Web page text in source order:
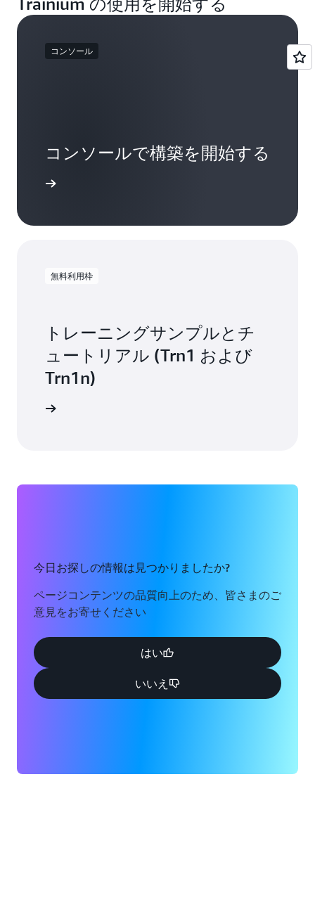
コンソール
コンソールで構築を開始する
無料利用枠
トレーニングサンプルとチ
ュートリアル (Trn1 および
Trn1n)
今日お探しの情報は見つかりましたか?
ページコンテンツの品質向上のため、皆さまのご
意見をお寄せください
はい
いいえ